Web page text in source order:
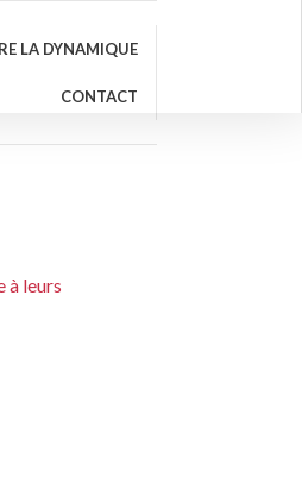
LA DYNAMIQUE
CONTACT
à leurs